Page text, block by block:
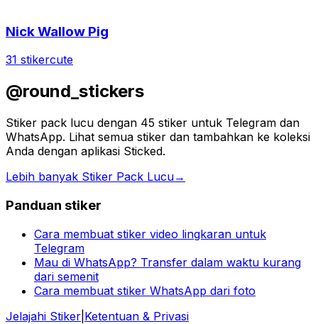
Nick Wallow Pig
31 stikercute
@round_stickers
Stiker pack lucu dengan 45 stiker untuk Telegram dan
WhatsApp. Lihat semua stiker dan tambahkan ke koleksi
Anda dengan aplikasi Sticked.
Lebih banyak Stiker Pack Lucu→
Panduan stiker
Cara membuat stiker video lingkaran untuk
Telegram
Mau di WhatsApp? Transfer dalam waktu kurang
dari semenit
Cara membuat stiker WhatsApp dari foto
Jelajahi Stiker Ketentuan & Privasi